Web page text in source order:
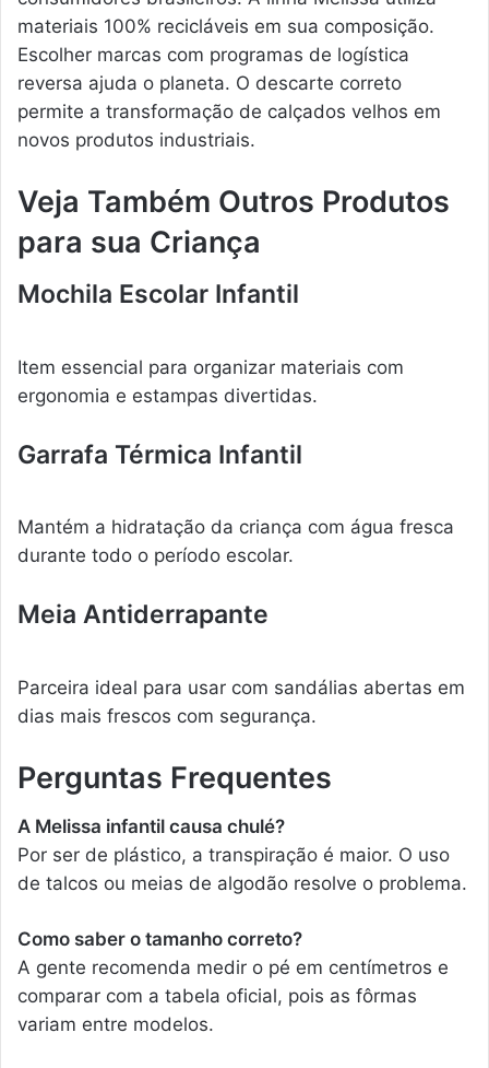
materiais 100% recicláveis em sua composição.
Escolher marcas com programas de logística
reversa ajuda o planeta. O descarte correto
permite a transformação de calçados velhos em
novos produtos industriais.
Veja Também Outros Produtos
para sua Criança
Mochila Escolar Infantil
Item essencial para organizar materiais com
ergonomia e estampas divertidas.
Garrafa Térmica Infantil
Mantém a hidratação da criança com água fresca
durante todo o período escolar.
Meia Antiderrapante
Parceira ideal para usar com sandálias abertas em
dias mais frescos com segurança.
Perguntas Frequentes
A Melissa infantil causa chulé?
Por ser de plástico, a transpiração é maior. O uso
de talcos ou meias de algodão resolve o problema.
Como saber o tamanho correto?
A gente recomenda medir o pé em centímetros e
comparar com a tabela oficial, pois as fôrmas
variam entre modelos.